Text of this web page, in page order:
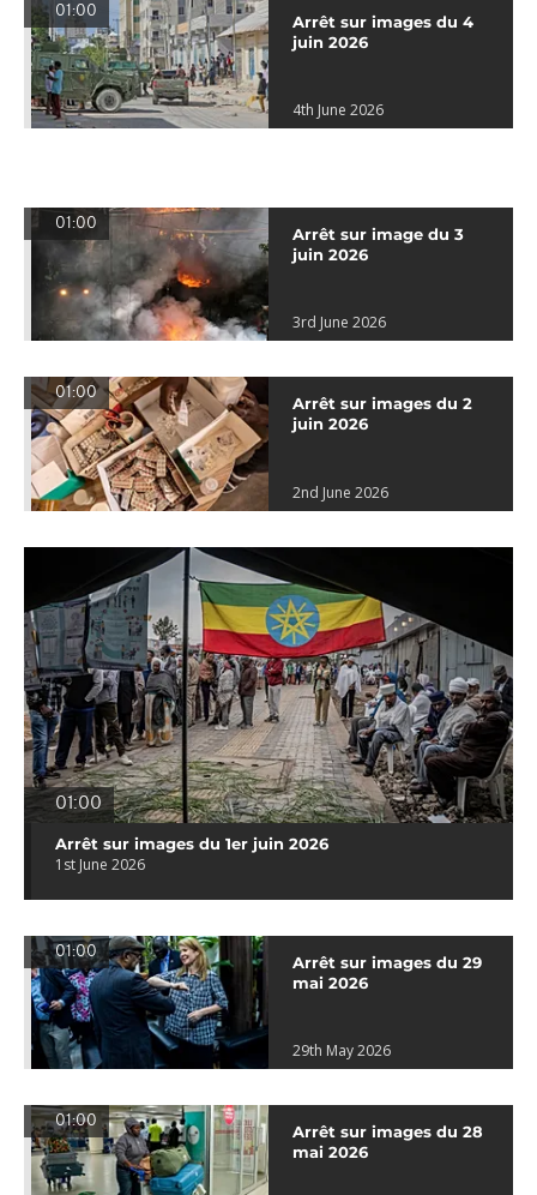
01:00
Arrêt sur images du 4
juin 2026
4th June 2026
01:00
Arrêt sur image du 3
juin 2026
3rd June 2026
01:00
Arrêt sur images du 2
juin 2026
2nd June 2026
01:00
Arrêt sur images du 1er juin 2026
1st June 2026
01:00
Arrêt sur images du 29
mai 2026
29th May 2026
01:00
Arrêt sur images du 28
mai 2026